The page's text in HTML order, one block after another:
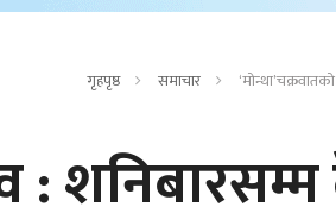
गृहपृष्ठ समाचार
: